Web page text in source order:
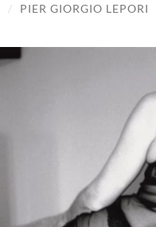
/ PIER GIORGIO LEPORI